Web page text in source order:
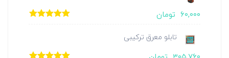
۶۰,۰۰۰ تومان
تابلو معرق ترکیبی